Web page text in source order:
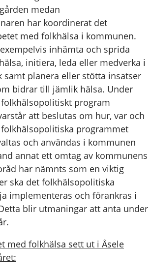
medan
har koordinerat det
med folkhälsa i kommunen.
inhämta och sprida
initiera, leda eller medverka i
samt planera eller stötta insatser
bidrar till jämlik hälsa. Under
program
att beslutas om hur, var och
programmet
och användas i kommunen
annat ett omtag av kommunens
har nämnts som en viktig
ska det folkhälsopolitiska
implementeras och förankras i
blir utmaningar att anta under
med folkhälsa sett ut i Åsele